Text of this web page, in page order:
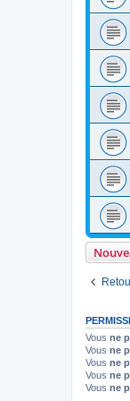
Vous ne
Vous ne
Vous ne
Vous ne
Vous ne